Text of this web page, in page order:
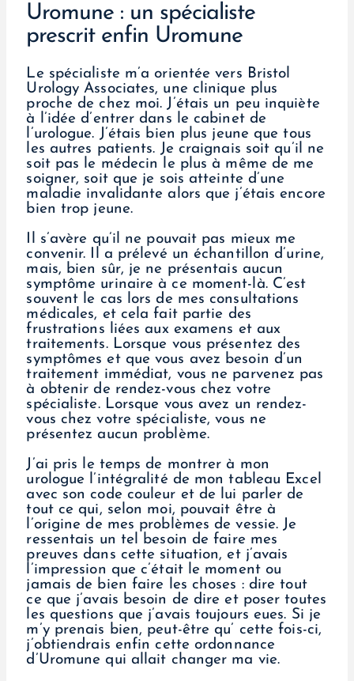
Uromune : un spécialiste
prescrit enfin Uromune
Le spécialiste m’a orientée vers Bristol
Urology Associates, une clinique plus
proche de chez moi. J’étais un peu inquiète
à l’idée d’entrer dans le cabinet de
l’urologue. J’étais bien plus jeune que tous
les autres patients. Je craignais soit qu’il ne
soit pas le médecin le plus à même de me
soigner, soit que je sois atteinte d’une
maladie invalidante alors que j’étais encore
bien trop jeune.
Il s’avère qu’il ne pouvait pas mieux me
convenir. Il a prélevé un échantillon d’urine,
mais, bien sûr, je ne présentais aucun
symptôme urinaire à ce moment-là. C’est
souvent le cas lors de mes consultations
médicales, et cela fait partie des
frustrations liées aux examens et aux
traitements. Lorsque vous présentez des
symptômes et que vous avez besoin d’un
traitement immédiat, vous ne parvenez pas
à obtenir de rendez-vous chez votre
spécialiste. Lorsque vous avez un rendez-
vous chez votre spécialiste, vous ne
présentez aucun problème.
J’ai pris le temps de montrer à mon
urologue l’intégralité de mon tableau Excel
avec son code couleur et de lui parler de
tout ce qui, selon moi, pouvait être à
l’origine de mes problèmes de vessie. Je
ressentais un tel besoin de faire mes
preuves dans cette situation, et j’avais
l’impression que c’était le moment ou
jamais de bien faire les choses : dire tout
ce que j’avais besoin de dire et poser toutes
les questions que j’avais toujours eues. Si je
m’y prenais bien, peut-être qu’ cette fois-ci,
j’obtiendrais enfin cette ordonnance
d’Uromune qui allait changer ma vie.